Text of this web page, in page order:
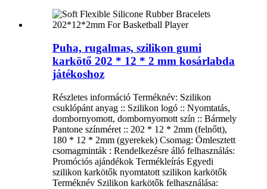
Puha, rugalmas, szilikon gumi
karkötő 202 * 12 * 2 mm kosárlabda
játékoshoz
Részletes információ Terméknév: Szilikon
csuklópánt anyag :: Szilikon logó :: Nyomtatás,
dombornyomott, dombornyomott szín :: Bármely
Pantone színméret :: 202 * 12 * 2mm (felnőtt),
180 * 12 * 2mm (gyerekek) Csomag: Ömlesztett
csomagminták : Rendelkezésre álló felhasználás:
Promóciós ajándékok Termékleírás Egyedi
szilikon karkötők nyomtatott szilikon karkötők
Terméknév Szilikon karkötők felhasználása: